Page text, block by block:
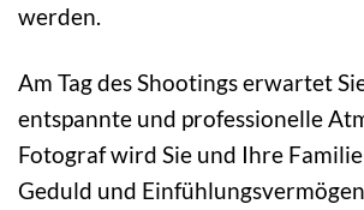
werden.
Am Tag des Shootings erwartet
entspannte und professionelle
Fotograf wird Sie und Ihre
Geduld und